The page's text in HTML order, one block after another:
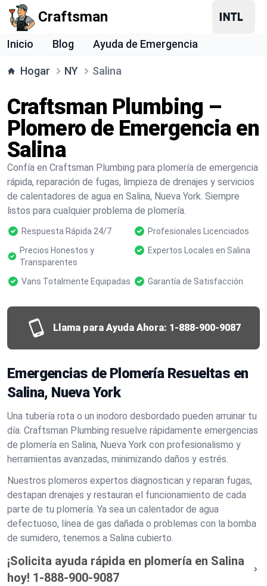
Craftsman
Inicio Blog Ayuda de Emergencia
Hogar NY Salina
Craftsman Plumbing –
Plomero de Emergencia en
Salina
Confía en Craftsman Plumbing para plomería de emergencia
rápida, reparación de fugas, limpieza de drenajes y servicios
de calentadores de agua en Salina, Nueva York. Siempre
listos para cualquier problema de plomería.
Respuesta Rápida 24/7
Profesionales Licenciados
Precios Honestos y
Transparentes
Expertos Locales en Salina
Vans Totalmente Equipadas Garantía de Satisfacción
Llama para Ayuda Ahora: 1-888-900-9087
Emergencias de Plomería Resueltas en
Salina, Nueva York
Una tubería rota o un inodoro desbordado pueden arruinar tu
día. Craftsman Plumbing resuelve rápidamente emergencias
de plomería en Salina, Nueva York con profesionalismo y
herramientas avanzadas, minimizando daños y estrés.
Nuestros plomeros expertos diagnostican y reparan fugas,
destapan drenajes y restauran el funcionamiento de cada
parte de tu plomería. Ya sea un calentador de agua
defectuoso, línea de gas dañada o problemas con la bomba
de sumidero, tenemos a Salina cubierto.
¡Solicita ayuda rápida en plomería en Salina
hoy! 1-888-900-9087